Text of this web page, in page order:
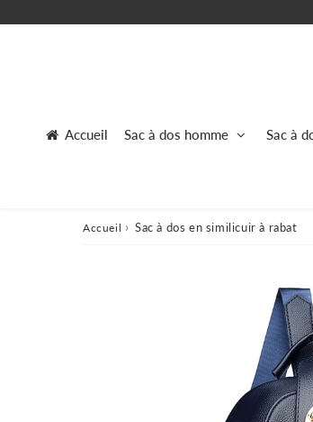
Accueil Sac à dos homme Sac à
Accueil › Sac à dos en similicuir à rabat